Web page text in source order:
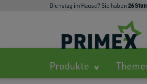
Dienstag im Hause? Sie haben 26
Produkte